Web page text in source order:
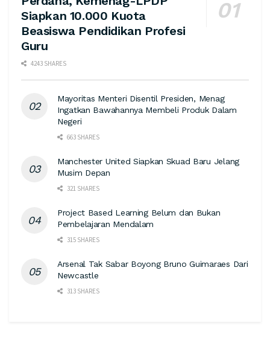
Siapkan 10.000 Kuota
Beasiswa Pendidikan Profesi
Guru
4243 SHARES
Mayoritas Menteri Disentil Presiden, Menag
Ingatkan Bawahannya Membeli Produk Dalam
Negeri
663 SHARES
Manchester United Siapkan Skuad Baru Jelang
Musim Depan
321 SHARES
Project Based Learning Belum dan Bukan
Pembelajaran Mendalam
315 SHARES
Arsenal Tak Sabar Boyong Bruno Guimaraes Dari
Newcastle
313 SHARES